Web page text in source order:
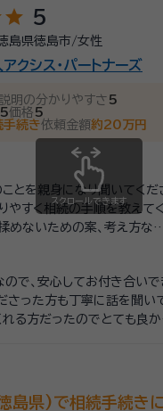
める司法書士法人小笠
年に法人化し 司法書士5名、
2名が所属）と連携し、
言のことでお困りの方が
回の相談は無料です。
っくり安心して話ができます
庫県神戸市中央区脇
５号
star 5
島県徳島市/女性
クシス・パートナーズ
説明の分かりやすさ 5
5価格 5
手続き依頼金額約20万円
とを親身になり聞いてくだ
やすく相続の手順を教えてく
めないための案、考え方な
で、安心してお付き合いで
さった方も丁寧に話を聞い
る方だったのでとても良か
スクロールできます
島県)で相続手続き